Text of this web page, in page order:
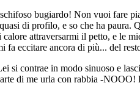
bugiardo! Non vuoi fare
di profilo, e so che ha paura.
attraversarmi il petto, e
eccitare ancora di più... del
si contrae in modo sinuoso e
parte di me urla con rabbia -